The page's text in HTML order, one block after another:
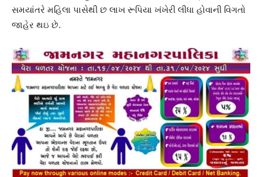
સમયાંતરે મહિલા પાસેથી છ લાખ રૂપિયા ખંખેરી લીધા હોવાની વિગતો
જાહેર થઇ છે.